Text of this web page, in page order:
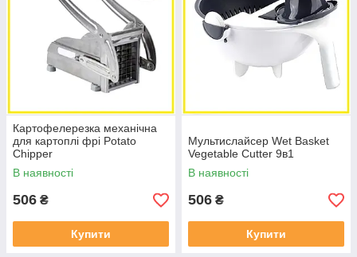
Картофелерезка механічна
для картоплі фрі Potato
Chipper
В наявності
506 ₴
Купити
Мультислайсер Wet Basket
Vegetable Cutter 9в1
В наявності
506 ₴
Купити